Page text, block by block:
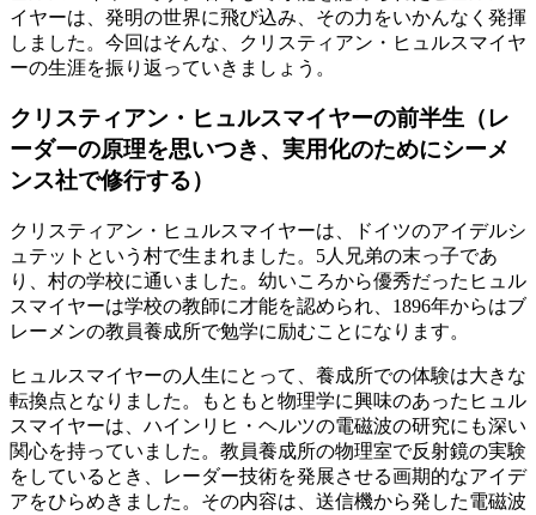
イヤーは、発明の世界に飛び込み、その力をいかんなく発揮
しました。今回はそんな、クリスティアン・ヒュルスマイヤ
ーの生涯を振り返っていきましょう。
クリスティアン・ヒュルスマイヤーの前半生（レ
ーダーの原理を思いつき、実用化のためにシーメ
ンス社で修行する）
クリスティアン・ヒュルスマイヤーは、ドイツのアイデルシ
ュテットという村で生まれました。5人兄弟の末っ子であ
り、村の学校に通いました。幼いころから優秀だったヒュル
スマイヤーは学校の教師に才能を認められ、1896年からはブ
レーメンの教員養成所で勉学に励むことになります。
ヒュルスマイヤーの人生にとって、養成所での体験は大きな
転換点となりました。もともと物理学に興味のあったヒュル
スマイヤーは、ハインリヒ・ヘルツの電磁波の研究にも深い
関心を持っていました。教員養成所の物理室で反射鏡の実験
をしているとき、レーダー技術を発展させる画期的なアイデ
アをひらめきました。その内容は、送信機から発した電磁波